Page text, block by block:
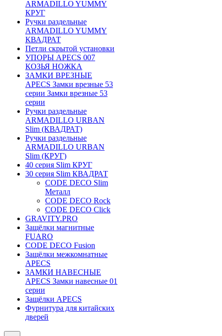
ARMADILLO YUMMY
КРУГ
Ручки раздельные
ARMADILLO YUMMY
КВАДРАТ
Петли скрытой установки
УПОРЫ APECS 007
КОЗЬЯ НОЖКА
ЗАМКИ ВРЕЗНЫЕ
APECS Замки врезные 53
серии Замки врезные 53
серии
Ручки раздельные
ARMADILLO URBAN
Slim (КВАДРАТ)
Ручки раздельные
ARMADILLO URBAN
Slim (КРУГ)
40 серия Slim КРУГ
30 серия Slim КВАДРАТ
CODE DECO Slim
Металл
CODE DECO Rock
CODE DECO Click
GRAVITY.PRO
Защёлки магнитные
FUARO
CODE DECO Fusion
Защёлки межкомнатные
APECS
ЗАМКИ НАВЕСНЫЕ
APECS Замки навесные 01
серии
Защёлки APECS
Фурнитура для китайских
дверей